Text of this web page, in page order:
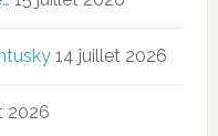
14 juillet 2026
2026